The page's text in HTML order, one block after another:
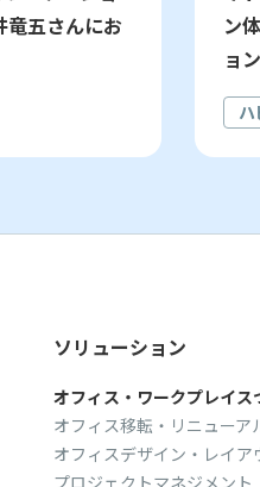
竜五さんにお
ン
ョ
ソリューション
オフィス・ワークプレイス
オフィス移転・リニューア
オフィスデザイン・レイア